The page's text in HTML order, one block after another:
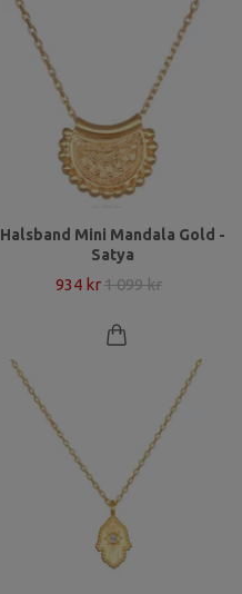
Halsband Mini Mandala Gold -
Satya
934 kr 1 099 kr